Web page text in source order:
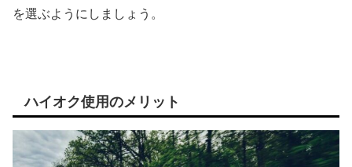
を選ぶようにしましょう。
ハイオク使用のメリット